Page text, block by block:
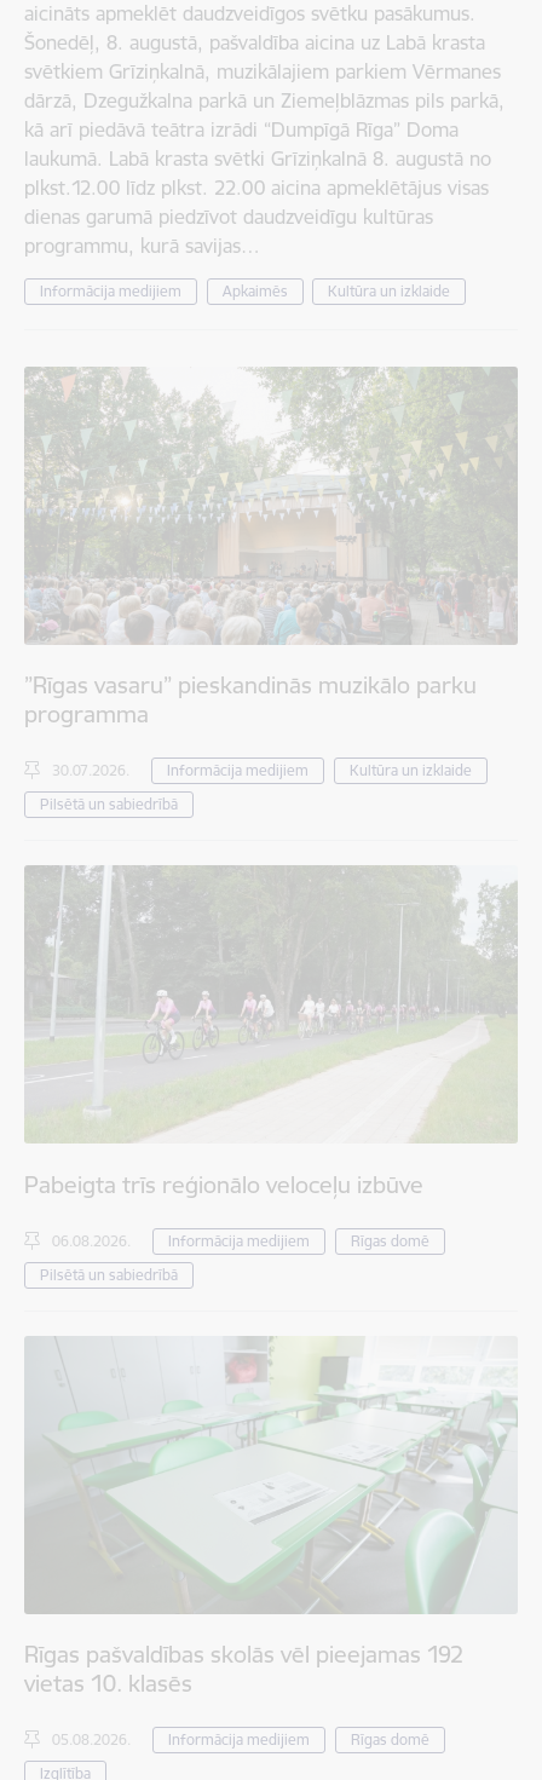
aicināts apmeklēt daudzveidīgos svētku pasākumus.
Šonedēļ, 8. augustā, pašvaldība aicina uz Labā krasta
svētkiem Grīziņkalnā, muzikālajiem parkiem Vērmanes
dārzā, Dzegužkalna parkā un Ziemeļblāzmas pils parkā,
kā arī piedāvā teātra izrādi “Dumpīgā Rīga” Doma
laukumā. Labā krasta svētki Grīziņkalnā 8. augustā no
plkst.12.00 līdz plkst. 22.00 aicina apmeklētājus visas
dienas garumā piedzīvot daudzveidīgu kultūras
programmu, kurā savijas…
Informācija medijiem Apkaimēs Kultūra un izklaide
”Rīgas vasaru” pieskandinās muzikālo parku
programma
30.07.2026. Informācija medijiem
Kultūra un izklaide
Pilsētā un sabiedrībā
Pabeigta trīs reģionālo veloceļu izbūve
06.08.2026. Informācija medijiem
Rīgas domē
Pilsētā un sabiedrībā
Rīgas pašvaldības skolās vēl pieejamas 192
vietas 10. klasēs
05.08.2026. Informācija medijiem
Rīgas domē
Izglītība